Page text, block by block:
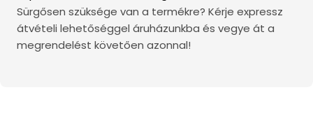
Sürgősen szüksége van a termékre? Kérje expressz
átvételi lehetőséggel áruházunkba és vegye át a
megrendelést követően azonnal!